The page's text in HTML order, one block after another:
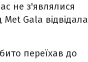
не з'являлися
Gala відвідала
переїхав до